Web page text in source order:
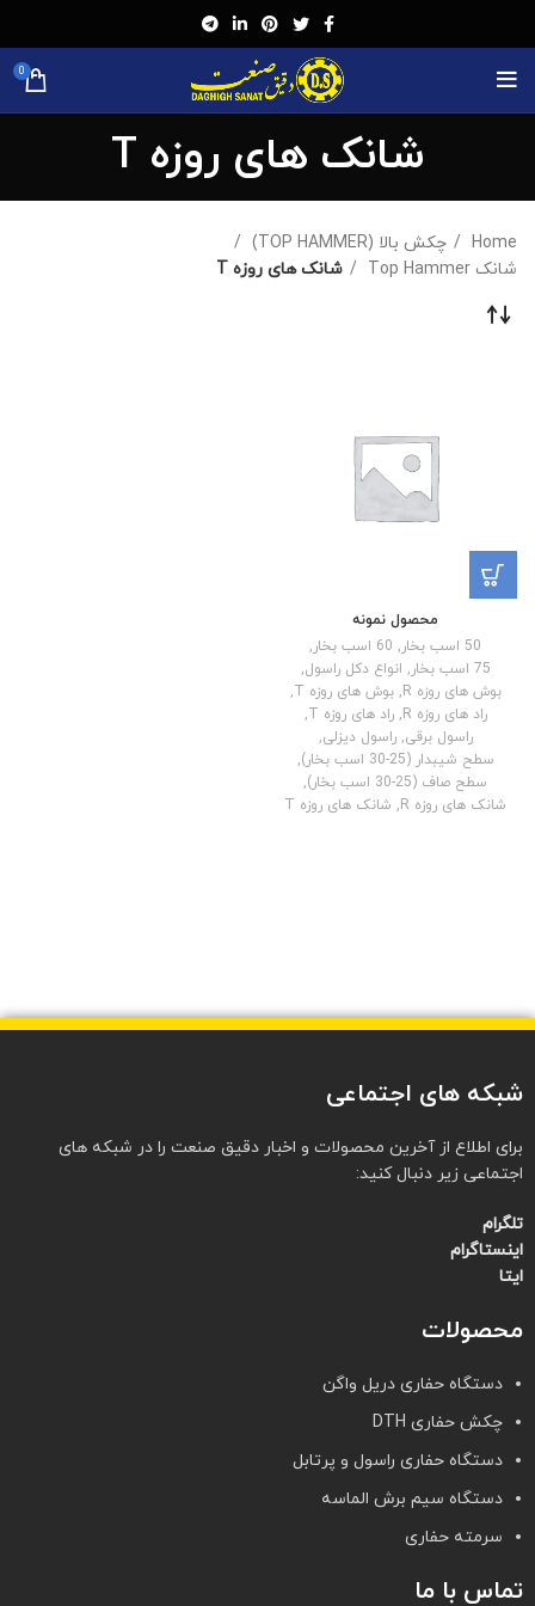
0
شانک های روزه T
Home
چکش بالا (TOP HAMMER)
شانک Top Hammer
شانک های روزه T
محصول نمونه
50 اسب بخار
, 60 اسب بخار
,
75 اسب بخار
, انواع دکل راسول,
بوش های روزه R
,بوش های روزه T
,
راد های روزه R
,راد های روزه T
,
راسول برقی,راسول دیزلی,
سطح شیبدار (25-30 اسب بخار)
,
سطح صاف (25-30 اسب بخار)
,
شانک های روزه R
, شانک های روزه T
شبکه های اجتماعی
برای اطلاع از آخرین محصولات و اخبار دقیق صنعت را در شبکه های
اجتماعی زیر دنبال کنید:
تلگرام
اینستاگرام
ایتا
محصولات
دستگاه حفاری دریل واگن
چکش حفاری DTH
دستگاه حفاری راسول و پرتابل
دستگاه سیم برش الماسه
سرمته حفاری
تماس با ما